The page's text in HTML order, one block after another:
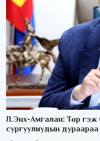
Л.Энх-Амгалан: Төр гэж
сургуулиудын
ёстой